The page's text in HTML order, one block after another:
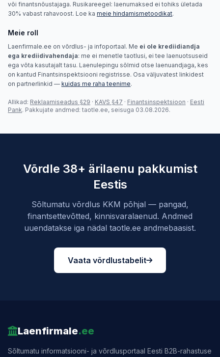
või finantsnõustajaga. Rusikareegel: laenumaksed ei tohiks ületada
30% vabast rahavoost. Loe ka meie hindamismetoodikat.
Meie roll
Laenfirmale.ee on võrdlus- ja infoportaal. Me ei ole krediidiandja
ega krediidivahendaja: me ei menetle taotlusi, ei tee laenuotsuseid
ega võta kasutajalt tasu. Laenulepingu sõlmid otse laenuandjaga, kes
on kantud Finantsinspektsiooni registrisse. Osa väljuvatest linkidest
on partnerlinkid — kuidas me raha teenime.
Allikad: Reklaamiseadus §29 · KAVS §47 · Finantsinspektsioon · Eesti
Pank. Pakkujate andmed: taotle.ee, seisuga 03.08.2026.
Võrdle 38+ ärilaenu pakkumist
Eestis
Sõltumatu võrdlus KKM põhjal — pangad,
finantsettevõtted, kinnisvaralaenud. Andmed
uuendatakse iga nädal taotle.ee andmebaasist.
Vaata võrdlustabelit
Laenfirmale.ee
Sõltumatu informatsiooni- ja võrdlusportaal Eesti B2B-rahastuse